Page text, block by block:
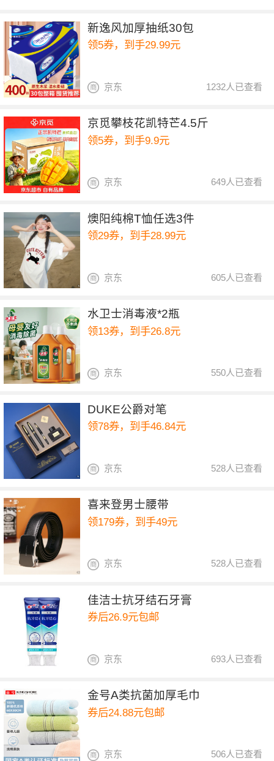
新逸风加厚抽纸30包
领5券，到手29.99元
1232人已查看
京东
京觅攀枝花凯特芒4.5斤
领5券，到手9.9元
649人已查看
京东
燠阳纯棉T恤任选3件
领29券，到手28.99元
605人已查看
京东
水卫士消毒液*2瓶
领13券，到手26.8元
550人已查看
京东
DUKE公爵对笔
领78券，到手46.84元
528人已查看
京东
喜来登男士腰带
领179券，到手49元
528人已查看
京东
佳洁士抗牙结石牙膏
券后26.9元包邮
693人已查看
京东
金号A类抗菌加厚毛巾
券后24.88元包邮
506人已查看
京东